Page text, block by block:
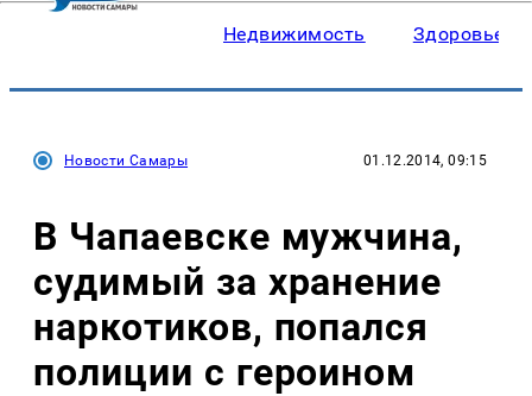
Недвижимость Здоровье
Новости Самары 01.12.2014, 09:15
В Чапаевске мужчина,
судимый за хранение
наркотиков, попался
полиции с героином